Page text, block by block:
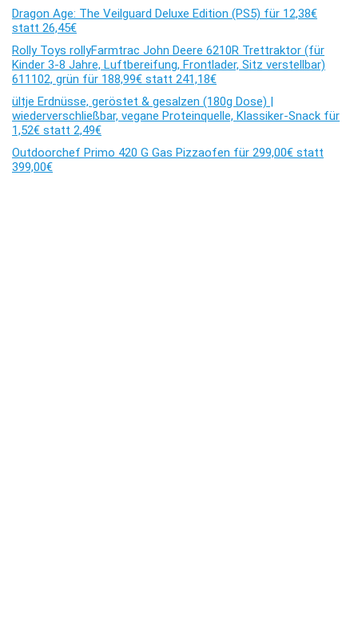
Dragon Age: The Veilguard Deluxe Edition (PS5) für 12,38€
statt 26,45€
Rolly Toys rollyFarmtrac John Deere 6210R Trettraktor (für
Kinder 3-8 Jahre, Luftbereifung, Frontlader, Sitz verstellbar)
611102, grün für 188,99€ statt 241,18€
ültje Erdnüsse, geröstet & gesalzen (180g Dose) |
wiederverschließbar, vegane Proteinquelle, Klassiker-Snack für
1,52€ statt 2,49€
Outdoorchef Primo 420 G Gas Pizzaofen für 299,00€ statt
399,00€